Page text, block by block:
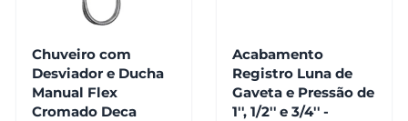
Chuveiro com
Desviador e Ducha
Manual Flex
Cromado Deca
Acabamento
Registro Luna de
Gaveta e Pressão de
1'', 1/2'' e 3/4'' -